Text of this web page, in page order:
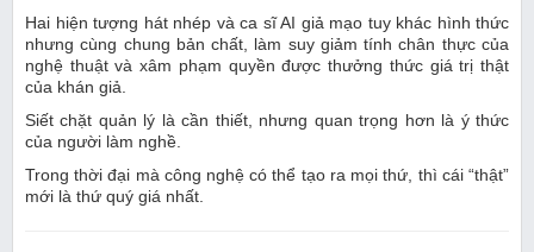
Hai hiện tượng hát nhép và ca sĩ AI giả mạo tuy khác hình thức
nhưng cùng chung bản chất, làm suy giảm tính chân thực của
nghệ thuật và xâm phạm quyền được thưởng thức giá trị thật
của khán giả.
Siết chặt quản lý là cần thiết, nhưng quan trọng hơn là ý thức
của người làm nghề.
Trong thời đại mà công nghệ có thể tạo ra mọi thứ, thì cái “thật”
mới là thứ quý giá nhất.